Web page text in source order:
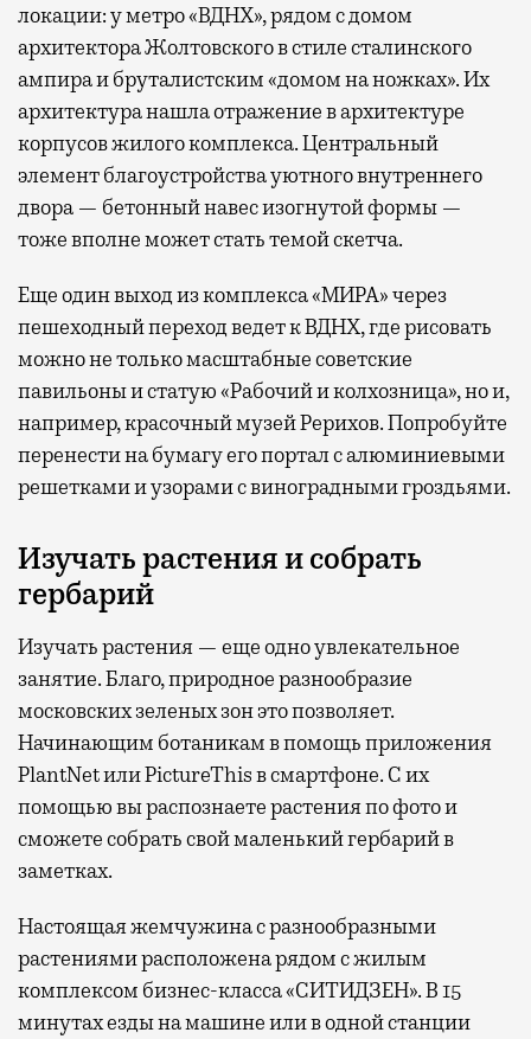
локации: у метро «ВДНХ», рядом с домом
архитектора Жолтовского в стиле сталинского
ампира и бруталистским «домом на ножках». Их
архитектура нашла отражение в архитектуре
корпусов жилого комплекса. Центральный
элемент благоустройства уютного внутреннего
двора — бетонный навес изогнутой формы —
тоже вполне может стать темой скетча.
Еще один выход из комплекса «МИРА» через
пешеходный переход ведет к ВДНХ, где рисовать
можно не только масштабные советские
павильоны и статую «Рабочий и колхозница», но и,
например, красочный музей Рерихов. Попробуйте
перенести на бумагу его портал с алюминиевыми
решетками и узорами с виноградными гроздьями.
Изучать растения и собрать
гербарий
Изучать растения — еще одно увлекательное
занятие. Благо, природное разнообразие
московских зеленых зон это позволяет.
Начинающим ботаникам в помощь приложения
PlantNet или PictureThis в смартфоне. С их
помощью вы распознаете растения по фото и
сможете собрать свой маленький гербарий в
заметках.
Настоящая жемчужина с разнообразными
растениями расположена рядом с жилым
комплексом бизнес-класса «СИТИДЗЕН». В 15
минутах езды на машине или в одной станции